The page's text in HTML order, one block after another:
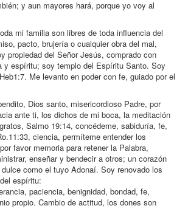
y aun mayores hará, porque yo voy al
mi familia son libres de toda influencia del
pacto, brujería o cualquier obra del mal,
propiedad del Señor Jesús, comprado con
y espíritu; soy templo del Espíritu Santo. Soy
Me levanto en poder con fe, guiado por el
Dios santo, misericordioso Padre, por
ante ti, los dichos de mi boca, la meditación
Salmo 19:14, concédeme, sabiduría, fe,
ciencia, permíteme entender los
favor memoria para retener la Palabra,
enseñar y bendecir a otros; un corazón
como el tuyo Adonaí. Soy renovado los
espíritu:
paciencia, benignidad, bondad, fe,
propio. Cambio de actitud, los dones son